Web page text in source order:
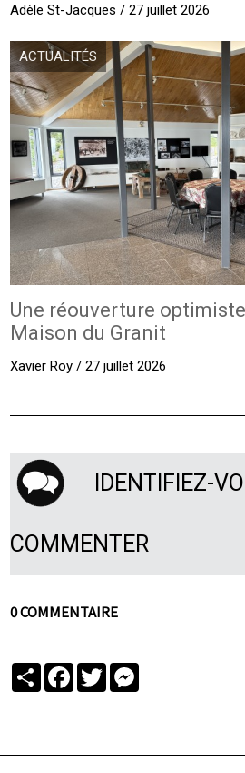
Adèle St-Jacques / 27 juillet 2026
ACTUALITÉS
Une réouverture
Maison du Granit
Xavier Roy / 27 juillet 2026
IDENTIFIEZ-
COMMENTER
0 COMMENTAIRE
PartagerFacebook
Twitter